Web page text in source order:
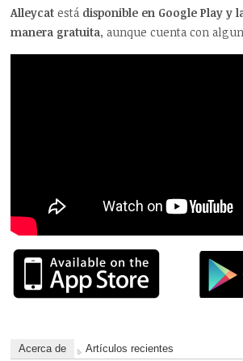
Alleycat está disponible en Google Play y
manera gratuita, aunque cuenta con
Acerca de Artículos recientes